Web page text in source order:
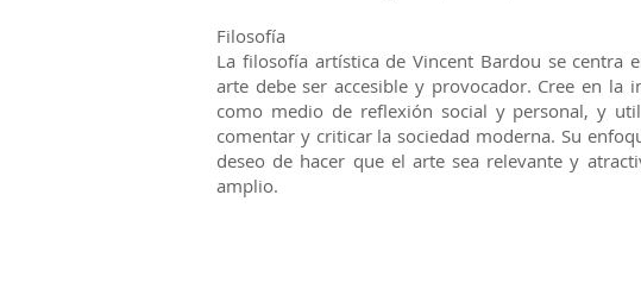
Filosofía
La filosofía artística de Vincent Bardou se centra
arte debe ser accesible y provocador. Cree en la
como medio de reflexión social y personal, y
comentar y criticar la sociedad moderna. Su
deseo de hacer que el arte sea relevante y
amplio.